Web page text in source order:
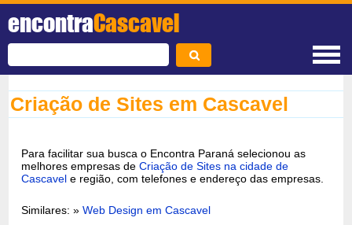
encontraCascavel
Criação de Sites em Cascavel
Para facilitar sua busca o Encontra Paraná selecionou as
melhores empresas deCriação de Sites na cidade de
Cascavel e região, com telefones e endereço das empresas.
Similares: »Web Design em Cascavel